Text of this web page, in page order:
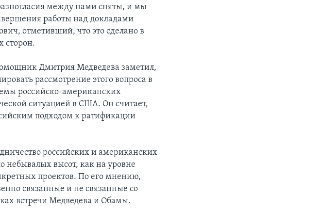
между нами сняты, и мы
работы над докладами
отметивший, что это сделано в
сторон.
Дмитрия Медведева заметил,
рассмотрение этого вопроса в
российско-американских
ситуацией в США. Он считает,
подходом к ратификации
российских и американских
небывалых высот, как на уровне
проектов. По его мнению,
связанные и не связанные со
встречи Медведева и Обамы.